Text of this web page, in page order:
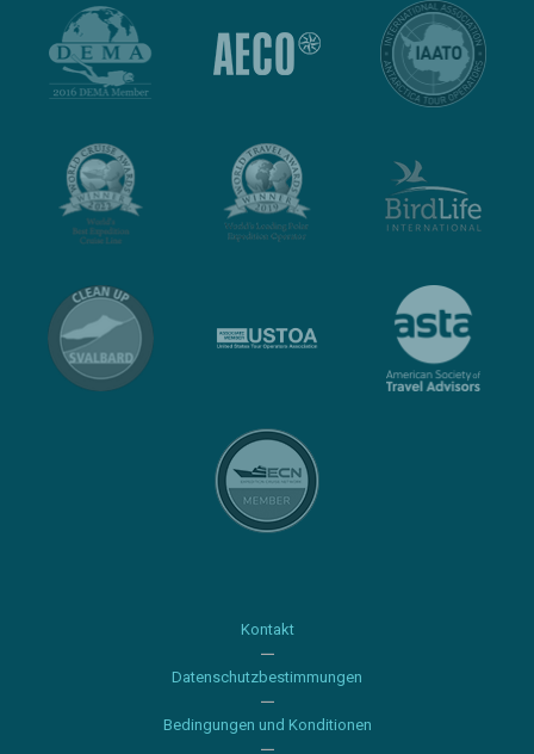
Kontakt
Datenschutzbestimmungen
Bedingungen und Konditionen